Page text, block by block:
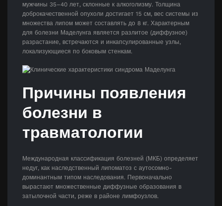
мужчины 35–40 лет, склонные к алкоголизму. Толщина
доброкачественной опухоли достигает 15 см, вес системы из
множества липом может составлять до 8 кг. Характерным
для болезни Маделунга является разлитое (диффузное)
разрастание, встречаются и инкапсулированные узлы,
локализующиеся по боковым стенкам.
Причины появления
болезни в
травматологии
Международная классификация болезней (МКБ) определяет
недуг, как наследственный липоматоз с аутосомно-
доминантным типом наследования. Первоначально
вырастают множественные диффузные образования в
затылочной части, реже в районе лимфоузлов.